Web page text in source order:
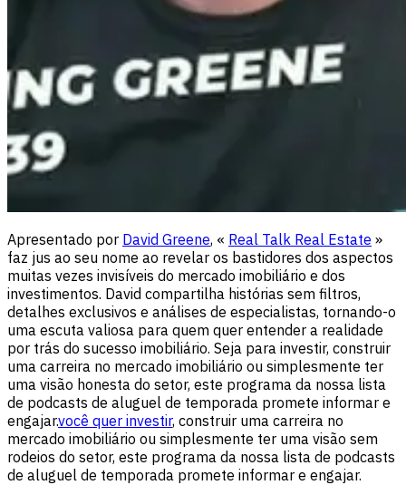
Apresentado por David Greene, « Real Talk Real Estate »
faz jus ao seu nome ao revelar os bastidores dos aspectos
muitas vezes invisíveis do mercado imobiliário e dos
investimentos. David compartilha histórias sem filtros,
detalhes exclusivos e análises de especialistas, tornando-o
uma escuta valiosa para quem quer entender a realidade
por trás do sucesso imobiliário. Seja para investir, construir
uma carreira no mercado imobiliário ou simplesmente ter
uma visão honesta do setor, este programa da nossa lista
de podcasts de aluguel de temporada promete informar e
engajar.você quer investir, construir uma carreira no
mercado imobiliário ou simplesmente ter uma visão sem
rodeios do setor, este programa da nossa lista de podcasts
de aluguel de temporada promete informar e engajar.